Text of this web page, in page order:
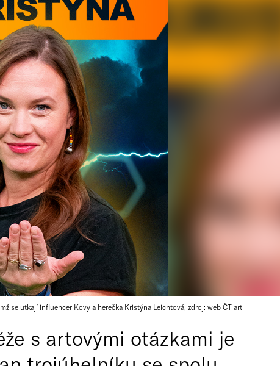
se utkají influencer Kovy a herečka Kristýna Leichtová, zdroj: web ČT art
s artovými otázkami je